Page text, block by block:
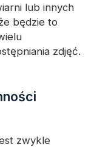
lub innych
będzie to
zdjęć.
zwykle